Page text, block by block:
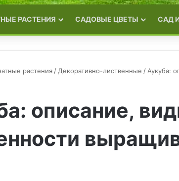
РАСТЕНИЯ САДОВЫЕ ЦВЕТЫ САД
растения / Декоративно-лиственные / Аукуба:
описание,